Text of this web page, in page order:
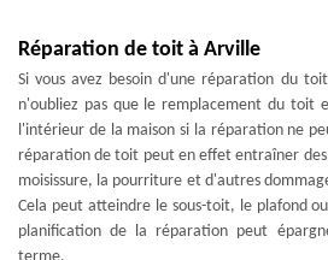
Réparation de toit à Arville
Si vous avez besoin d'une réparation du
n'oubliez pas que le remplacement du toit
l'intérieur de la maison si la réparation ne
réparation de toit peut en effet entraîner
moisissure, la pourriture et d'autres
Cela peut atteindre le sous-toit, le plafond
planification de la réparation peut